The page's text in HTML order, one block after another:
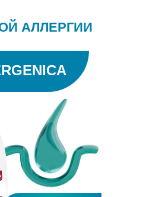
АЛЛЕРГИИ